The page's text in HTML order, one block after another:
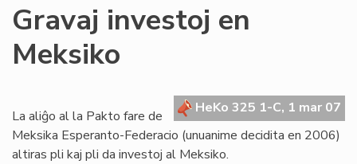
Gravaj investoj en
Meksiko
HeKo 325 1-C, 1 mar 07
La aliĝo al la Pakto fare de
Meksika Esperanto-Federacio (unuanime decidita en 2006)
altiras pli kaj pli da investoj al Meksiko.